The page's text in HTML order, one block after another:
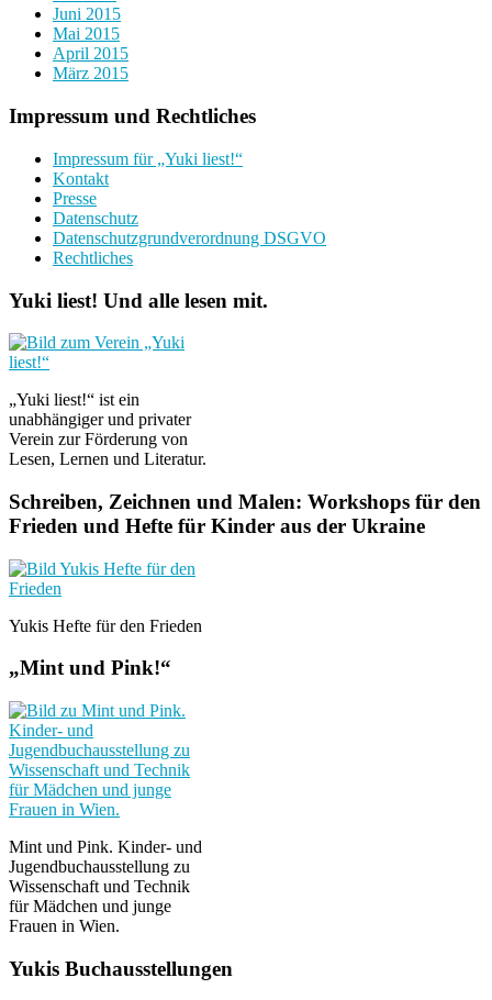
Juni 2015
Mai 2015
April 2015
März 2015
Impressum und Rechtliches
Impressum für „Yuki liest!“
Kontakt
Presse
Datenschutz
Datenschutzgrundverordnung DSGVO
Rechtliches
Yuki liest! Und alle lesen mit.
„Yuki liest!“ ist ein
unabhängiger und privater
Verein zur Förderung von
Lesen, Lernen und Literatur.
Schreiben, Zeichnen und Malen: Workshops für den
Frieden und Hefte für Kinder aus der Ukraine
Yukis Hefte für den Frieden
„Mint und Pink!“
Mint und Pink. Kinder- und
Jugendbuchausstellung zu
Wissenschaft und Technik
für Mädchen und junge
Frauen in Wien.
Yukis Buchausstellungen